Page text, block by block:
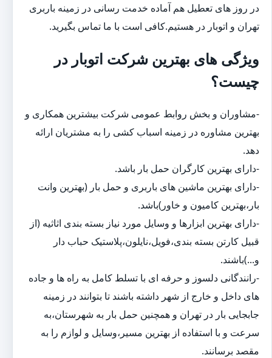
در روز های تعطیل هم آماده خدمت رسانی در زمینه باربری
تهران و اتوبار در هستیم.کافی است با ما تماس بگیرید.
ویژگی های بهترین شرکت اتوبار در
چیست؟
-مشاوران و بخش روابط عمومی شرکت بیشترین همکاری و
بهترین مشاوره در زمینه اسباب کشی را به مشتریان ارائه
دهد.
-دارای بهترین کارگران حمل بار باشد.
-دارای بهترین ماشین های باربری و حمل بار (بهترین وانت
بار،بهترین کامیون و خاور)باشد.
-دارای بهترین ابزارها و وسایل مورد نیاز بسته بندی اثاثیه (از
قبیل کارتن بسته بندی،فویل،نایلون،پلاستیک حباب دار
و...)باشند.
-رانندگانی دلسوز و حرفه ای با تسلط کامل به راه ها و جاده
های داخل و خارج از شهر داشته باشند تا بتوانند در زمینه
جابجایی بار در تهران و همچنین حمل بار به شهرستان،به
سرعت و با استفاده از بهترین مسیر،وسایل و لوازم را به
مقصد برسانند.